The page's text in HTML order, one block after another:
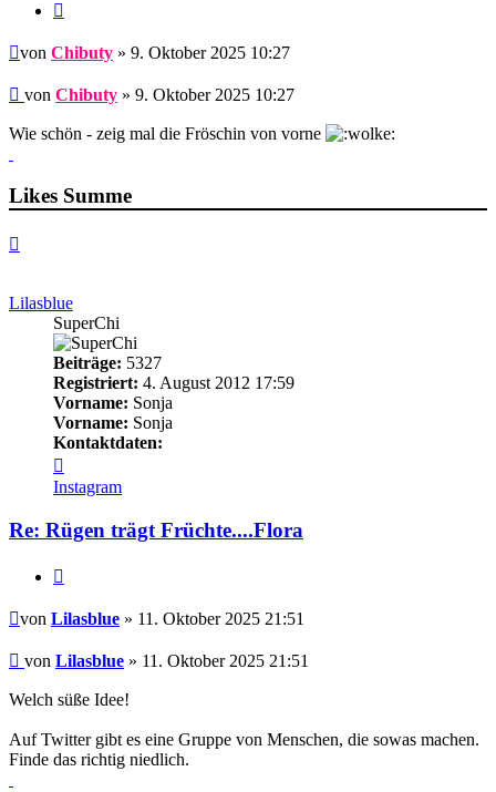
Beitrag
von Chibuty » 9. Oktober 2025 10:27
Beitrag
von Chibuty » 9. Oktober 2025 10:27
Wie schön - zeig mal die Fröschin von vorne
Likes Summe
Lilasblue
SuperChi
Beiträge: 5327
Registriert: 4. August 2012 17:59
Vorname: Sonja
Vorname: Sonja
Kontaktdaten:
von
Lilasblue
Instagram
Re: Rügen trägt Früchte....Flora
Beitrag
von Lilasblue » 11. Oktober 2025 21:51
Beitrag
von Lilasblue » 11. Oktober 2025 21:51
Welch süße Idee!
Auf Twitter gibt es eine Gruppe von Menschen, die sowas machen.
Finde das richtig niedlich.